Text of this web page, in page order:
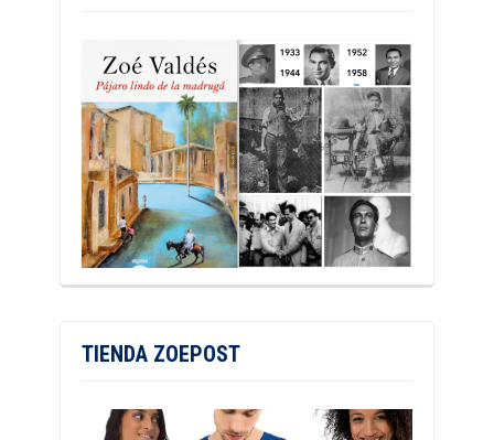
TIENDA ZOEPOST